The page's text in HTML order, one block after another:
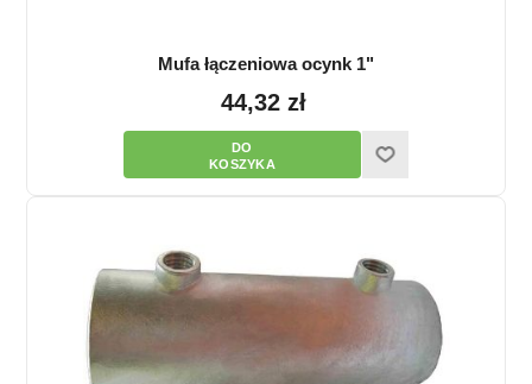
Mufa łączeniowa ocynk 1"
44,32 zł